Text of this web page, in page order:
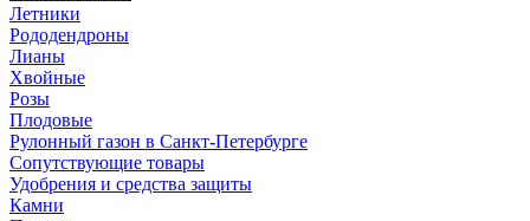
Летники
Рододендроны
Лианы
Хвойные
Розы
Плодовые
Рулонный газон в Санкт-Петербурге
Сопутствующие товары
Удобрения и средства защиты
Камни